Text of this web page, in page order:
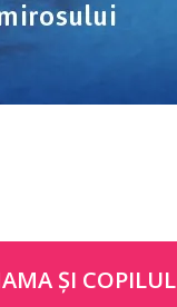
ŞI COPILUL